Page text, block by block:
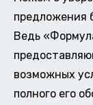
предложения
Ведь
возможных
полного его